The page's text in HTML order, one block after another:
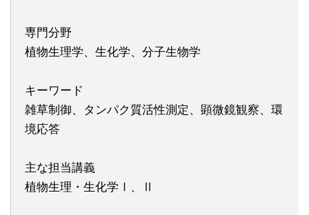
専門分野
植物生理学、生化学、分子生物学
キーワード
雑草制御、タンパク質活性測定、顕微鏡観察、環
境応答
主な担当講義
植物生理・生化学Ⅰ、Ⅱ